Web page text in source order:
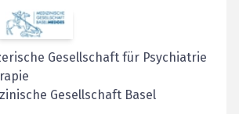
Gesellschaft für Psychiatrie
Gesellschaft Basel